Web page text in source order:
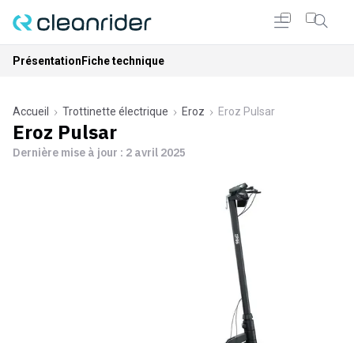
Présentation Fiche technique
Accueil Trottinette électrique Eroz Eroz Pulsar
Eroz Pulsar
Dernière mise à jour : 2 avril 2025